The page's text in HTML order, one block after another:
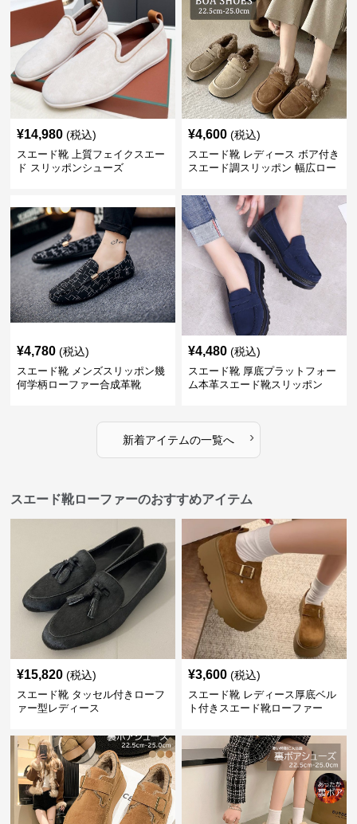
¥14,980 (税込)
スエード靴 上質フェイクスエー
ド スリッポンシューズ
¥4,600 (税込)
スエード靴 レディース ボア付き
スエード調スリッポン 幅広ロー
¥4,780 (税込)
スエード靴 メンズスリッポン幾
何学柄ローファー合成革靴
¥4,480 (税込)
スエード靴 厚底プラットフォー
ム本革スエード靴スリッポン
新着アイテムの一覧へ ›
スエード靴ローファーのおすすめアイテム
¥15,820 (税込)
スエード靴 タッセル付きローフ
ァー型レディース
¥3,600 (税込)
スエード靴 レディース厚底ベル
ト付きスエード靴ローファー